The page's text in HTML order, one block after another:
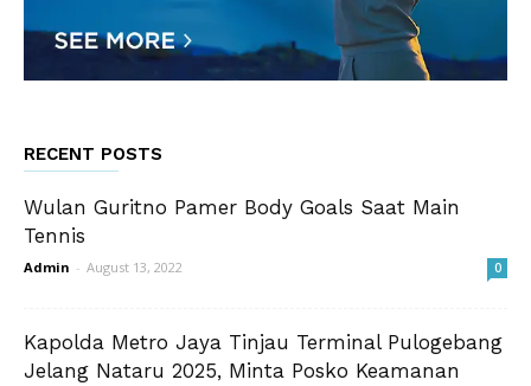
RECENT POSTS
Wulan Guritno Pamer Body Goals Saat Main
Tennis
Admin - August 13, 2022 0
Kapolda Metro Jaya Tinjau Terminal Pulogebang
Jelang Nataru 2025, Minta Posko Keamanan